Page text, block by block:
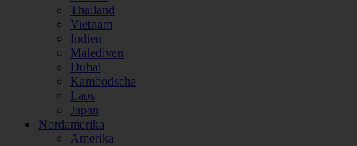
Thailand
Vietnam
Indien
Malediven
Dubai
Kambodscha
Laos
Japan
Nordamerika
Amerika